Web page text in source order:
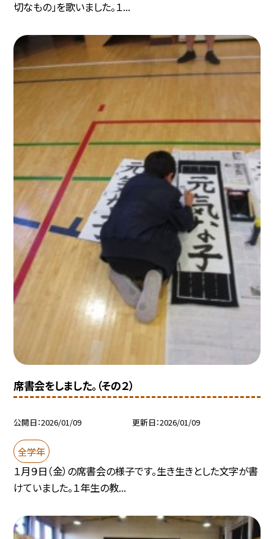
切なもの」を歌いました。１...
席書会をしました。（その２）
公開日 2026/01/09 更新日 2026/01/09
全学年
１月９日（金）の席書会の様子です。生き生きとした文字が書
けていました。１年生の教...